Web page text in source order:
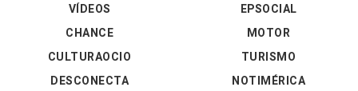
VÍDEOS
EPSOCIAL
CHANCE
CULTURAOCIO
DESCONECTA
MOTOR
TURISMO
NOTIMÉRICA